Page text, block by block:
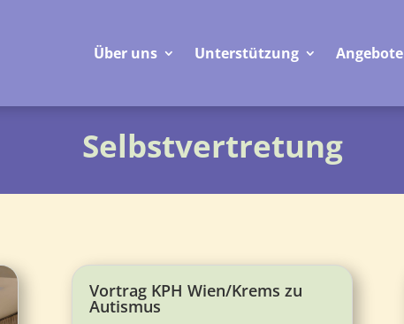
Über uns Unterstützung Angebote
Selbstvertretung
Vortrag KPH Wien/Krems zu
Autismus